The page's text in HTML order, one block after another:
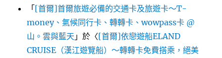
「[首爾]首爾旅遊必備的交通卡及旅遊卡～T-
money、氣候同行卡、轉轉卡、wowpass卡 @
山。雲與藍天 」於〈[首爾]依戀遊船ELAND
CRUISE（漢江遊覽船）～轉轉卡免費搭乘，絕美